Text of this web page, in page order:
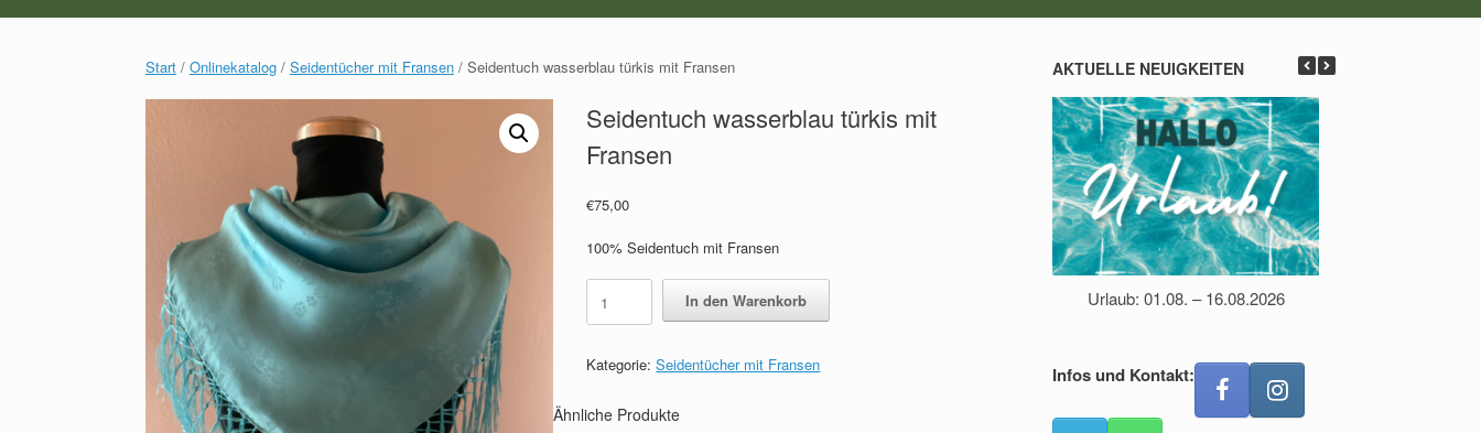
Start / Onlinekatalog / Seidentücher mit Fransen / Seidentuch wasserblau türkis mit Fransen
Seidentuch wasserblau türkis mit
Fransen
€75,00
100% Seidentuch mit Fransen
Seidentuch
wasserblau
türkis
Fransen
In den Warenkorb
Kategorie:Seidentücher mit Fransen
Ähnliche Produkte
AKTUELLE NEUIGKEITEN
Urlaub: 01.08. – 16.08.2026
Infos und Kontakt: